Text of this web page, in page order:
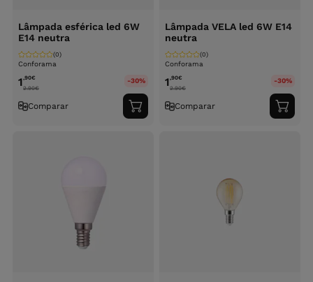
Lâmpada esférica led 6W
E14 neutra
Conforama
(0)
1,90€
2.90€
-30%
Comparar
Adicionar
ao
Lâmpada VELA led 6W E14
neutra
Conforama
(0)
1,90€
2.90€
-30%
Comparar
ao